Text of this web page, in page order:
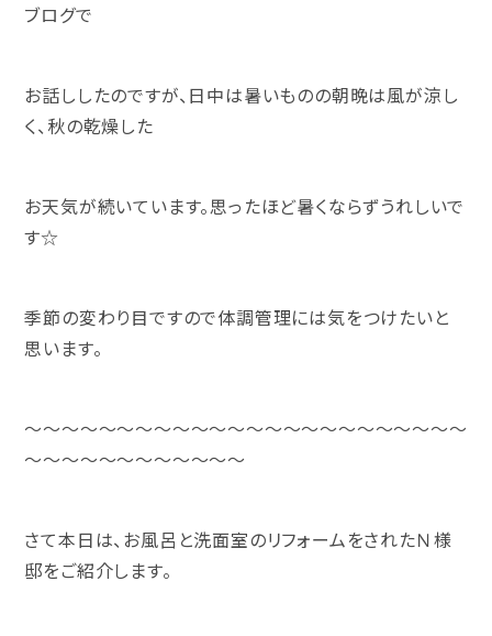
ブログで
お話ししたのですが、日中は暑いものの朝晩は風が涼し
く、秋の乾燥した
お天気が続いています。思ったほど暑くならずうれしいで
す☆
季節の変わり目ですので体調管理には気をつけたいと
思います。
～～～～～～～～～～～～～～～～～～～～～～～～
～～～～～～～～～～～～
さて本日は、お風呂と洗面室のリフォームをされたＮ様
邸をご紹介します。